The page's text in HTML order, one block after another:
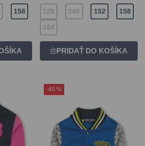
158 128 140 152 158
164
-40 %